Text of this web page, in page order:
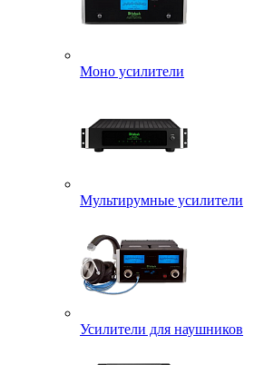
Моно усилители
Мультирумные усилители
Усилители для наушников